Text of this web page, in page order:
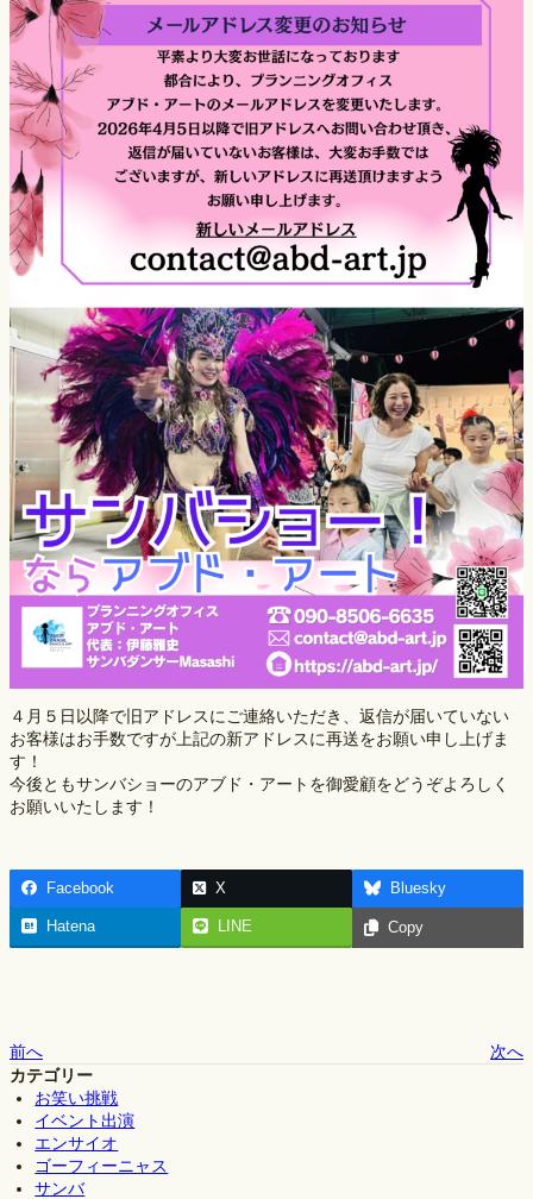
４月５日以降で旧アドレスにご連絡いただき、返信が届いていない
お客様はお手数ですが上記の新アドレスに再送をお願い申し上げま
す！
今後ともサンバショーのアブド・アートを御愛顧をどうぞよろしく
お願いいたします！
Facebook X Bluesky
Hatena LINE Copy
前へ
次へ
カテゴリー
お笑い挑戦
イベント出演
エンサイオ
ゴーフィーニャス
サンバ